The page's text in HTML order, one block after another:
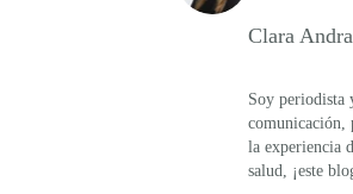
Clara
Soy periodista
comunicación,
la experiencia
salud, ¡este